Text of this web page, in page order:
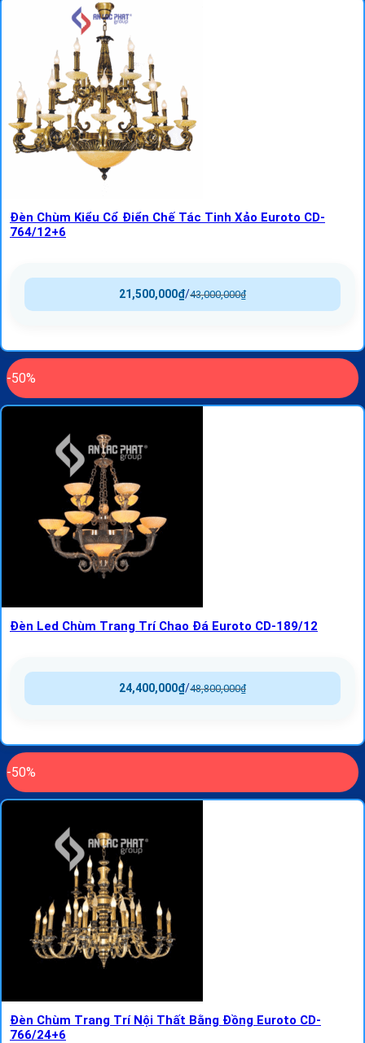
Đèn Chùm Kiểu Cổ Điển Chế Tác Tinh Xảo Euroto CD-
764/12+6
43,000,000₫
/
21,500,000₫
-50%
Đèn Led Chùm Trang Trí Chao Đá Euroto CD-189/12
48,800,000₫
/
24,400,000₫
-50%
Đèn Chùm Trang Trí Nội Thất Bằng Đồng Euroto CD-
766/24+6